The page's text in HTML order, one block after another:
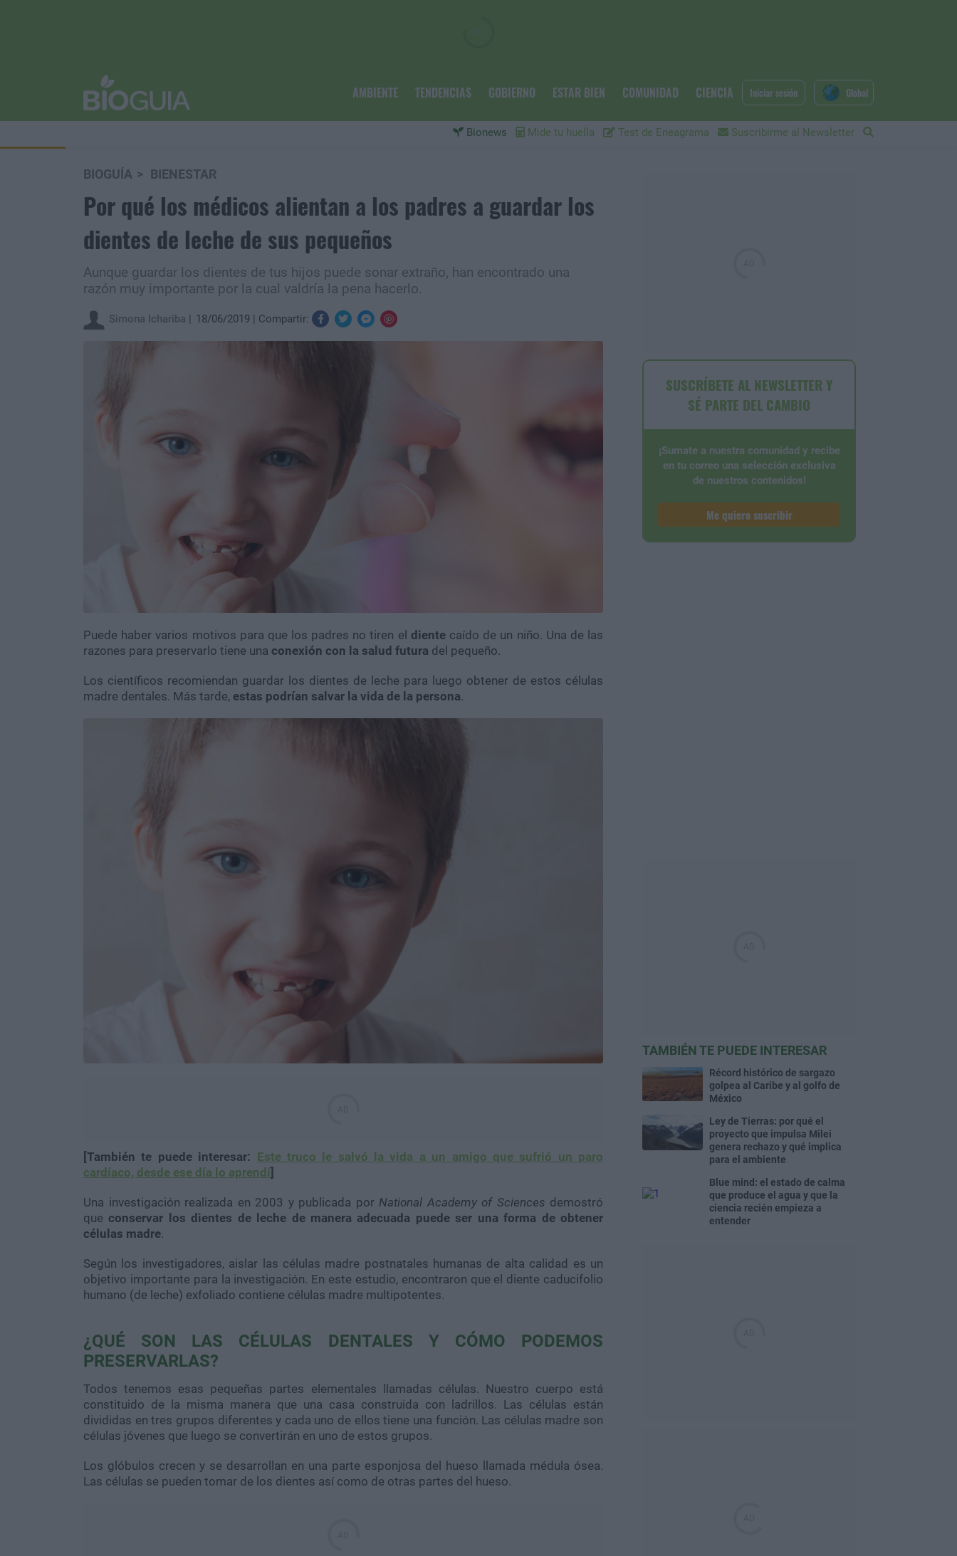
AMBIENTE TENDENCIAS GOBIERNO ESTAR BIEN COMUNIDAD CIENCIA
Bionews Mide tu huella Test de Eneagrama Suscribirme al Newsletter
Iniciar sesión Global
BIOGUÍA BIENESTAR
Por qué los médicos alientan a los padres a guardar los
dientes de leche de sus pequeños
Aunque guardar los dientes de tus hijos puede sonar extraño, han encontrado una
razón muy importante por la cual valdría la pena hacerlo.
Simona Ichariba 18/06/2019 Compartir:
Puede haber varios motivos para que los padres no tiren el dientecaído de un niño. Una de las
razones para preservarlo tiene una conexión con la salud futura del pequeño.
Los científicos recomiendan guardar los dientes de leche para luego obtener de estos células
madre dentales. Más tarde, estas podrían salvar la vida de la persona.
[También te puede interesar: Este truco le salvó la vida a un amigo que sufrió un paro
cardíaco, desde ese día lo aprendí]
Una investigación realizada en 2003 y publicada por National Academy of Sciences demostró
que conservar los dientes de leche de manera adecuada puede ser una forma de obtener
células madre.
Según los investigadores, aislar las células madre postnatales humanas de alta calidad es un
objetivo importante para la investigación. En este estudio, encontraron que el diente caducifolio
humano (de leche) exfoliado contiene células madre multipotentes.
¿QUÉ SON LAS CÉLULAS DENTALES Y CÓMO PODEMOS
PRESERVARLAS?
Todos tenemos esas pequeñas partes elementales llamadas células. Nuestro cuerpo está
constituido de la misma manera que una casa construida con ladrillos. Las células están
divididas en tres grupos diferentes y cada uno de ellos tiene una función. Las células madre son
células jóvenes que luego se convertirán en uno de estos grupos.
Los glóbulos crecen y se desarrollan en una parte esponjosa del hueso llamada médula ósea.
Las células se pueden tomar de los dientes así como de otras partes del hueso.
SUSCRÍBETE AL NEWSLETTER Y
SÉ PARTE DEL CAMBIO
¡Sumate a nuestra comunidad y recibe
en tu correo una selección exclusiva
de nuestros contenidos!
Me quiero suscribir
TAMBIÉN TE PUEDE INTERESAR
Récord histórico de sargazo
golpea al Caribe y al golfo de
México
Ley de Tierras: por qué el
proyecto que impulsa Milei
genera rechazo y qué implica
para el ambiente
Blue mind: el estado de calma
que produce el agua y que la
ciencia recién empieza a
entender